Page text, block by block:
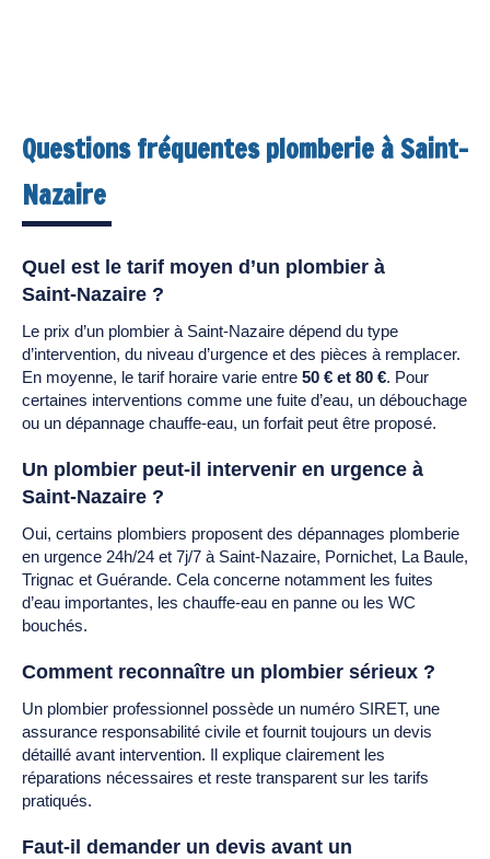
Questions fréquentes plomberie à Saint-
Nazaire
Quel est le tarif moyen d’un plombier à
Saint-Nazaire ?
Le prix d’un plombier à Saint-Nazaire dépend du type
d’intervention, du niveau d’urgence et des pièces à remplacer.
En moyenne, le tarif horaire varie entre 50 € et 80 €. Pour
certaines interventions comme une fuite d’eau, un débouchage
ou un dépannage chauffe-eau, un forfait peut être proposé.
Un plombier peut-il intervenir en urgence à
Saint-Nazaire ?
Oui, certains plombiers proposent des dépannages plomberie
en urgence 24h/24 et 7j/7 à Saint-Nazaire, Pornichet, La Baule,
Trignac et Guérande. Cela concerne notamment les fuites
d’eau importantes, les chauffe-eau en panne ou les WC
bouchés.
Comment reconnaître un plombier sérieux ?
Un plombier professionnel possède un numéro SIRET, une
assurance responsabilité civile et fournit toujours un devis
détaillé avant intervention. Il explique clairement les
réparations nécessaires et reste transparent sur les tarifs
pratiqués.
Faut-il demander un devis avant un